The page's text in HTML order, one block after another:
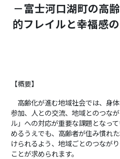
－富士河口湖町の高
的フレイルと幸福感
【概要】
高齢化が進む地域社会では、身
参加、人との交流、地域とのつな
ル」への対応が重要な課題となっ
めるうえでも、高齢者が住み慣れ
けられるよう、地域ごとのつなが
ことが求められます。